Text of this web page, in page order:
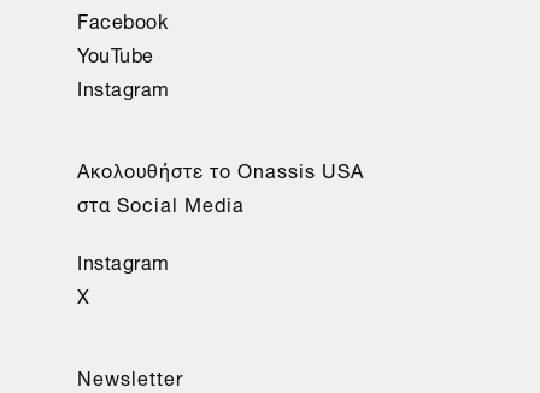
Facebook
YouTube
Instagram
Aκολουθήστε το Onassis USA
στα Social Media
Instagram
X
Newsletter